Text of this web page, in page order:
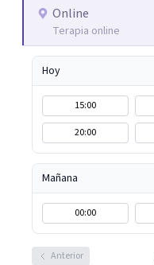
Online
Terapia online
Hoy
15:00
20:00
Mañana
00:00
Anterior